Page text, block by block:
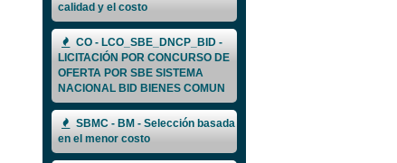
calidad y el costo
CO - LCO_SBE_DNCP_BID -
LICITACIÓN POR CONCURSO DE
OFERTA POR SBE SISTEMA
NACIONAL BID BIENES COMUN
SBMC - BM - Selección basada
en el menor costo